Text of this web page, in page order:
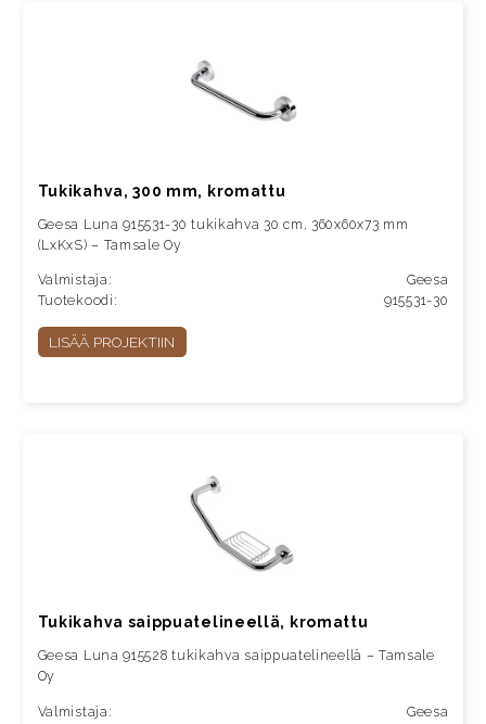
Tukikahva, 300 mm, kromattu
Geesa Luna 915531-30 tukikahva 30 cm, 360x60x73 mm
(LxKxS) – Tamsale Oy
Valmistaja:
Geesa
Tuotekoodi:
915531-30
LISÄÄ PROJEKTIIN
Tukikahva saippuatelineellä, kromattu
Geesa Luna 915528 tukikahva saippuatelineellä – Tamsale
Oy
Valmistaja:
Geesa